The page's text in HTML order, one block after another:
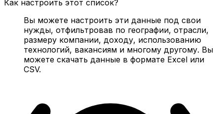
Как настроить этот список?
Вы можете настроить эти данные под свои
нужды, отфильтровав по географии, отрасли,
размеру компании, доходу, использованию
технологий, вакансиям и многому другому. Вы
можете скачать данные в формате Excel или
CSV.